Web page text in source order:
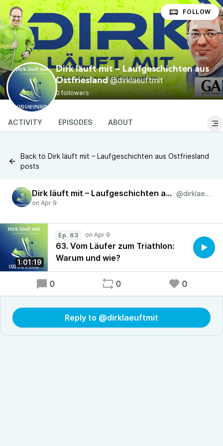
Dirk läuft mit – Laufgeschichten aus
Ostfriesland @dirklaeuftmit
0 followers
FOLLOW
ACTIVITY EPISODES ABOUT
Back to Dirk läuft mit – Laufgeschichten aus Ostfriesland
posts
Dirk läuft mit – Laufgeschichten aus Ostfriesland @dirklaeuftmit
1:01:19
Ep. 63
63. Vom Läufer zum Triathlon:
Warum und wie?
0 0 0
Reply to @dirklaeuftmit